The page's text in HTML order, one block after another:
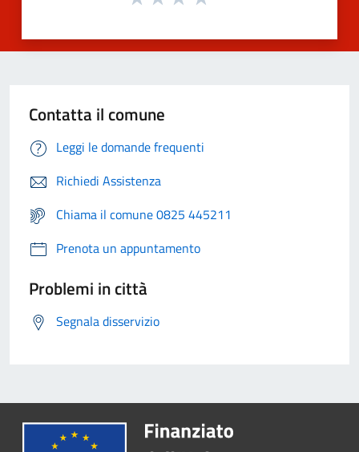
Contatta il comune
Leggi le domande frequenti
Richiedi Assistenza
Chiama il comune 0825 445211
Prenota un appuntamento
Problemi in città
Segnala disservizio